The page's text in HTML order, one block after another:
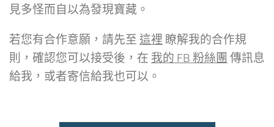
見多怪而自以為發現寶藏。
若您有合作意願，請先至 這裡 瞭解我的合作規
則，確認您可以接受後，在 我的 FB 粉絲團 傳訊息
給我，或者寄信給我也可以。